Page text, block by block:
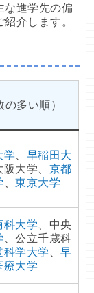
な進学先の偏
介します。
多い順）
学
早稲田大
大学、 京都
、東京大学
科大学 、中央
、公立千歳科
科学大学 、早
療大学